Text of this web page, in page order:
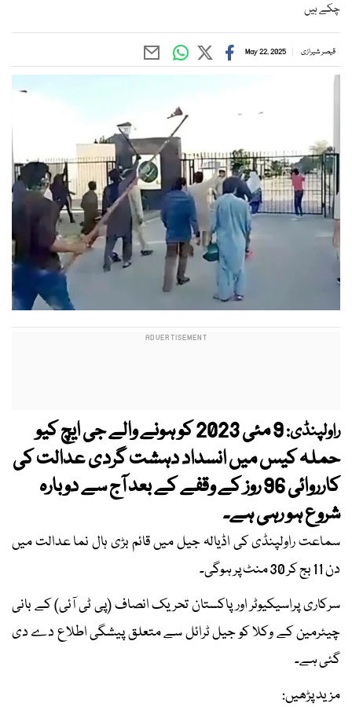
چکے ہیں
قیصر شیرازی May 22, 2025
راولپنڈی:
9 مئی 2023 کو ہونے والے جی ایچ کیو
حملہ کیس میں انسداد دہشت گردی عدالت کی
کارروائی 96 روز کے وقفے کے بعد آج سے دوبارہ
شروع ہو رہی ہے۔
سماعت راولپنڈی کی اڈیالہ جیل میں قائم بڑی ہال نما عدالت میں
دن 11 بج کر 30 منٹ پر ہوگی۔
سرکاری پراسیکیوٹر اور پاکستان تحریک انصاف (پی ٹی آئی) کے بانی
چیئرمین کے وکلا کو جیل ٹرائل سے متعلق پیشگی اطلاع دے دی
گئی ہے۔
مزید پڑھیں: